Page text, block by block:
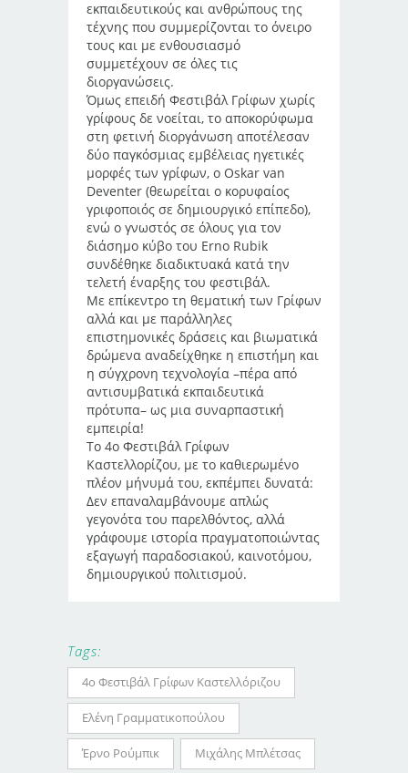
εκπαιδευτικούς και ανθρώπους της
τέχνης που συμμερίζονται το όνειρο
τους και με ενθουσιασμό
συμμετέχουν σε όλες τις
διοργανώσεις.
Όμως επειδή Φεστιβάλ Γρίφων χωρίς
γρίφους δε νοείται, το αποκορύφωμα
στη φετινή διοργάνωση αποτέλεσαν
δύο παγκόσμιας εμβέλειας ηγετικές
μορφές των γρίφων, ο Oskar van
Deventer (θεωρείται ο κορυφαίος
γριφοποιός σε δημιουργικό επίπεδο),
ενώ ο γνωστός σε όλους για τον
διάσημο κύβο του Erno Rubik
συνδέθηκε διαδικτυακά κατά την
τελετή έναρξης του φεστιβάλ.
Με επίκεντρο τη θεματική των Γρίφων
αλλά και με παράλληλες
επιστημονικές δράσεις και βιωματικά
δρώμενα αναδείχθηκε η επιστήμη και
η σύγχρονη τεχνολογία –πέρα από
αντισυμβατικά εκπαιδευτικά
πρότυπα– ως μια συναρπαστική
εμπειρία!
Το 4ο Φεστιβάλ Γρίφων
Καστελλορίζου, με το καθιερωμένο
πλέον μήνυμά του, εκπέμπει δυνατά:
Δεν επαναλαμβάνουμε απλώς
γεγονότα του παρελθόντος, αλλά
γράφουμε ιστορία πραγματοποιώντας
εξαγωγή παραδοσιακού, καινοτόμου,
δημιουργικού πολιτισμού.
Tags:
4ο Φεστιβάλ Γρίφων Καστελλόριζου
Ελένη Γραμματικοπούλου
Έρνο Ρούμπικ Μιχάλης Μπλέτσας